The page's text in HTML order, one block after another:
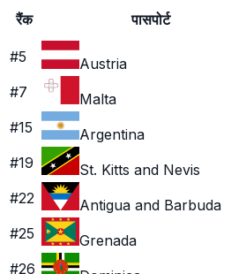
रैंक पासपोर्ट
#5 Austria
#7 Malta
#15 Argentina
#19 St. Kitts and Nevis
#22 Antigua and Barbuda
#25 Grenada
#26